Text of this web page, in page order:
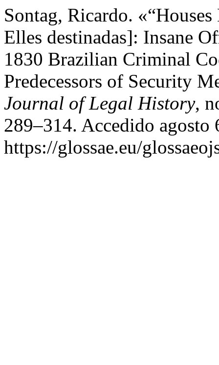
Sontag, Ricardo.
Elles destinadas]: Insane
1830 Brazilian Criminal
Predecessors of Security
Journal of Legal History,
289–314. Accedido agosto
https://glossae.eu/